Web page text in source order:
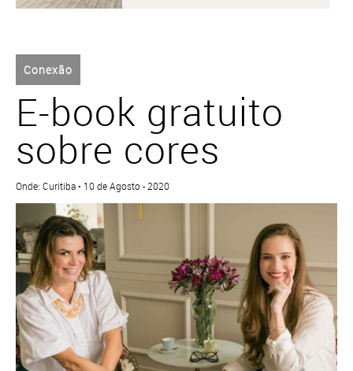
Conexão
E-book gratuito
sobre cores
Onde: Curitiba • 10 de Agosto - 2020